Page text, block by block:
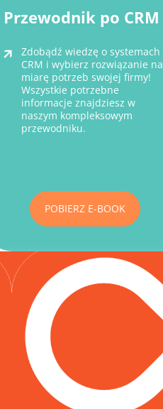
Przewodnik po CRM
Zdobądź wiedzę o systemach
CRM i wybierz rozwiązanie na
miarę potrzeb swojej firmy!
Wszystkie potrzebne
informacje znajdziesz w
naszym kompleksowym
przewodniku.
POBIERZ E-BOOK